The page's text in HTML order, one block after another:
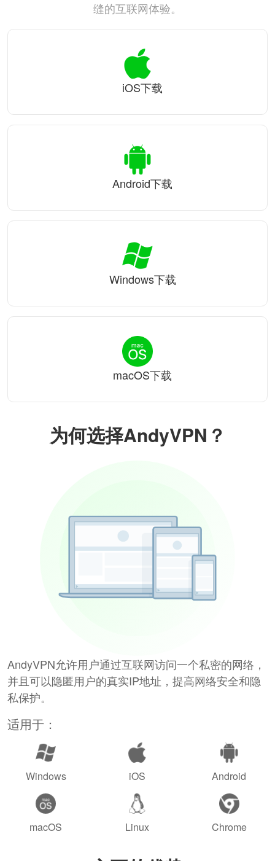
为何选择AndyVPN？
AndyVPN允许用户通过互联网访问一个私密的网络，
并且可以隐匿用户的真实IP地址，提高网络安全和隐
私保护。
适用于：
Windows iOS Android
macOS Linux Chrome
缝的互联网体验。
iOS下载
Android下载
Windows下载
macOS下载